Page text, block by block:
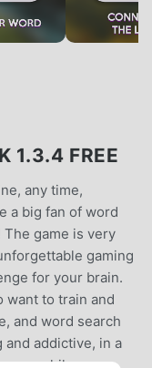
1.3.4 FREE
any time,
a big fan of word
The game is very
gaming
for your brain.
want to train and
and word search
addictive, in a